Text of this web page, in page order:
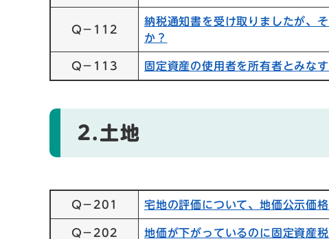
Q－112
納税通知書を受け取りましたが、
か？
Q－113 固定資産の使用者を所有者とみな
2. 土地
Q－201 宅地の評価について、地価公示価
Q－202 地価が下がっているのに固定資産